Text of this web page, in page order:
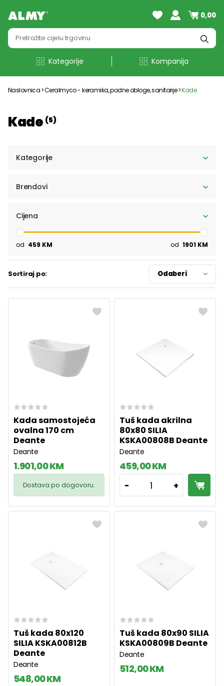
0,00
Kategorije Kompanija
Naslovnica Ceralmyco - keramika, podne obloge, sanitarije Kade
Kade (5)
Kategorije
Brendovi
Cijena
od 459 KM od 1901 KM
Sortiraj po: Odaberi
Kada samostojeća
ovalna 170 cm
Deante
Deante
1.901,00 KM
Dostava po dogovoru.
Tuš kada akrilna
80x80 SILIA
KSKA00808B Deante
Deante
459,00 KM
- 1 +
Tuš kada 80x120
SILIA KSKA00812B
Deante
Deante
548,00 KM
Tuš kada 80x90 SILIA
KSKA00809B Deante
Deante
512,00 KM